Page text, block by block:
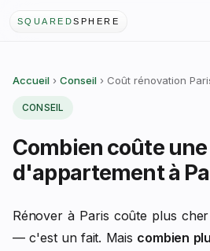
SQUAREDSPHERE
Accueil › Conseil › Coût rénovation
CONSEIL
Combien coûte
d'appartement à
Rénover à Paris coûte plus
— c'est un fait. Mais combien